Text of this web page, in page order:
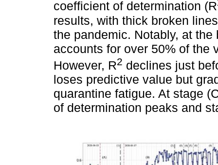
coefficient of determination (R
results, with thick broken
the pandemic. Notably, at
accounts for over 50% of the
However, R2 declines just
loses predictive value but
quarantine fatigue. At stage
of determination peaks and